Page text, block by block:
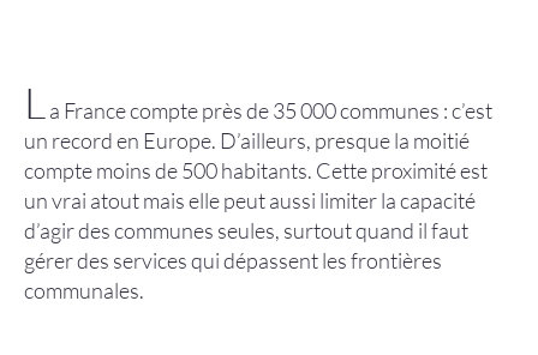
L
a France compte près de 35 000 communes : c’est
un record en Europe. D’ailleurs, presque la moitié
compte moins de 500 habitants. Cette proximité est
un vrai atout mais elle peut aussi limiter la capacité
d’agir des communes seules, surtout quand il faut
gérer des services qui dépassent les frontières
communales.
Agenda